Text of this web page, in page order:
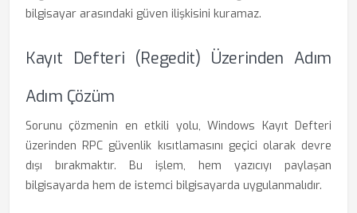
bilgisayar arasındaki güven ilişkisini kuramaz.
Kayıt Defteri (Regedit) Üzerinden Adım
Adım Çözüm
Sorunu çözmenin en etkili yolu, Windows Kayıt Defteri
üzerinden RPC güvenlik kısıtlamasını geçici olarak devre
dışı bırakmaktır. Bu işlem, hem yazıcıyı paylaşan
bilgisayarda hem de istemci bilgisayarda uygulanmalıdır.